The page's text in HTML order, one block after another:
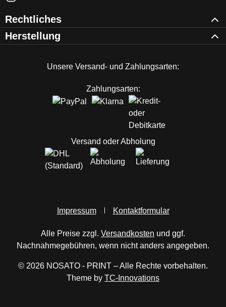
Rechtliches
Herstellung
Unsere Versand- und Zahlungsarten:
Zahlungsarten:
Versand oder Abholung
Impressum Kontaktformular
Alle Preise zzgl. Versandkosten und ggf.
Nachnahmegebühren, wenn nicht anders angegeben.
© 2026 NOSATO - PRINT – Alle Rechte vorbehalten.
Theme by TC-Innovations